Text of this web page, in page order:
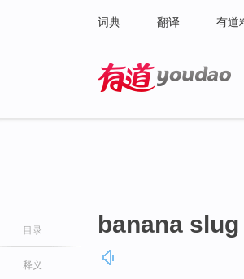
词典 翻译 有道
目录
释义
banana slug